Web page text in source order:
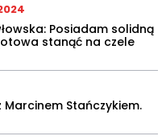
Posiadam solidną
stanąć na czele
Marcinem Stańczykiem.